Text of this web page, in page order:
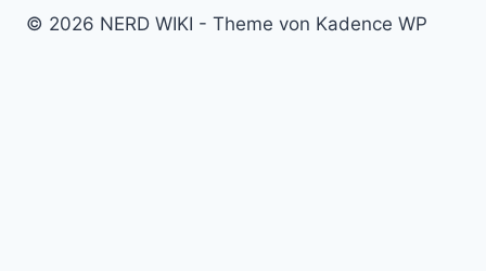
© 2026 NERD WIKI - Theme von Kadence WP